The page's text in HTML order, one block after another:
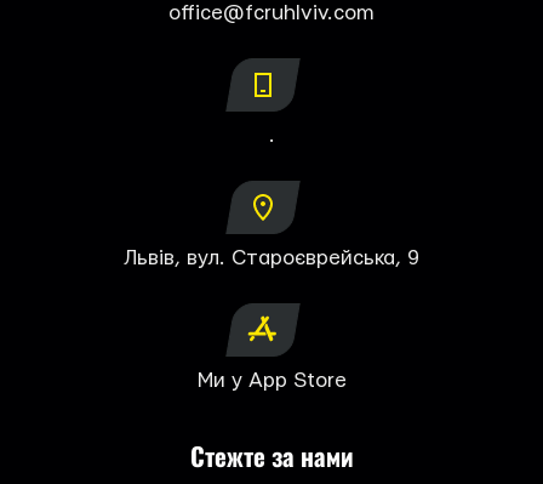
office@fcruhlviv.com
.
Львів, вул. Староєврейська, 9
Ми у App Store
Стежте за нами